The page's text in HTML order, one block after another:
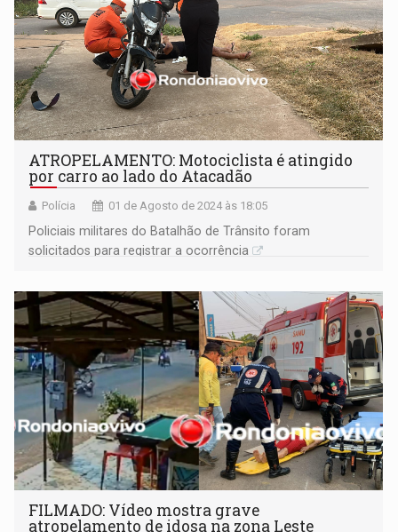
ATROPELAMENTO: Motociclista é atingido
por carro ao lado do Atacadão
Polícia 01 de Agosto de 2024 às 18:05
Policiais militares do Batalhão de Trânsito foram
solicitados para registrar a ocorrência
FILMADO: Vídeo mostra grave
atropelamento de idosa na zona Leste